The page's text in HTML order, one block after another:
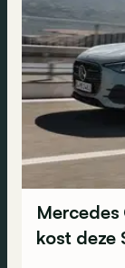
Mercedes
kost deze